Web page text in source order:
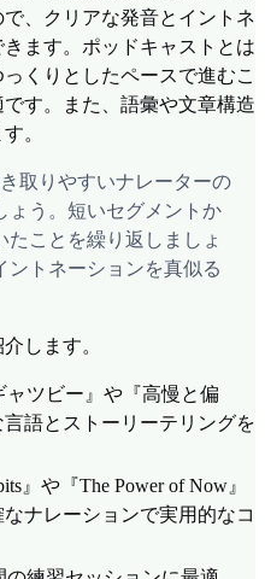
、クリアな発音とイントネ
ます。ポッドキャストとは
くりとしたペースで進むこ
す。また、語彙や文章構造
。
取りやすいナレーターの
ょう。短いセグメントか
たことを繰り返しましょ
ントネーションを真似る
します。
ャツビー』や『高慢と偏
語とストーリーテリングを
』や『The Power of Now』
ナレーションで実用的なコ